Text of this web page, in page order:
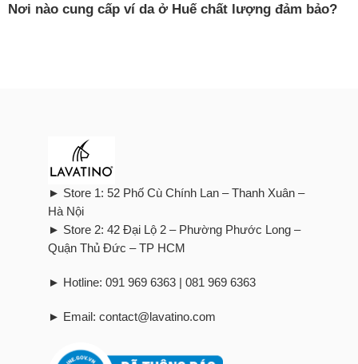
Nơi nào cung cấp ví da ở Huế chất lượng đảm bảo?
► Store 1: 52 Phố Cù Chính Lan – Thanh Xuân –
Hà Nội
► Store 2: 42 Đại Lộ 2 – Phường Phước Long –
Quận Thủ Đức – TP HCM
► Hotline: 091 969 6363 | 081 969 6363
► Email: contact@lavatino.com